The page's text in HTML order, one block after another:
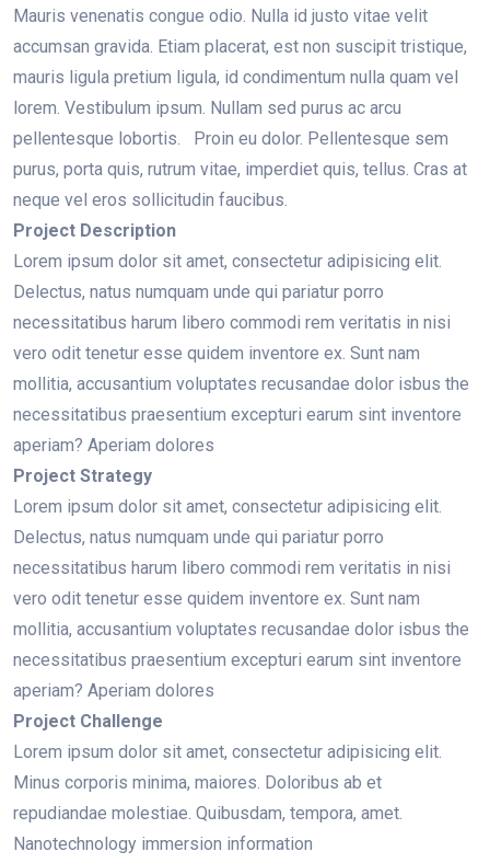
Mauris venenatis congue odio. Nulla id justo vitae velit
accumsan gravida. Etiam placerat, est non suscipit tristique,
mauris ligula pretium ligula, id condimentum nulla quam vel
lorem. Vestibulum ipsum. Nullam sed purus ac arcu
pellentesque lobortis. Proin eu dolor. Pellentesque sem
purus, porta quis, rutrum vitae, imperdiet quis, tellus. Cras at
neque vel eros sollicitudin faucibus.
Project Description
Lorem ipsum dolor sit amet, consectetur adipisicing elit.
Delectus, natus numquam unde qui pariatur porro
necessitatibus harum libero commodi rem veritatis in nisi
vero odit tenetur esse quidem inventore ex. Sunt nam
mollitia, accusantium voluptates recusandae dolor isbus the
necessitatibus praesentium excepturi earum sint inventore
aperiam? Aperiam dolores
Project Strategy
Lorem ipsum dolor sit amet, consectetur adipisicing elit.
Delectus, natus numquam unde qui pariatur porro
necessitatibus harum libero commodi rem veritatis in nisi
vero odit tenetur esse quidem inventore ex. Sunt nam
mollitia, accusantium voluptates recusandae dolor isbus the
necessitatibus praesentium excepturi earum sint inventore
aperiam? Aperiam dolores
Project Challenge
Lorem ipsum dolor sit amet, consectetur adipisicing elit.
Minus corporis minima, maiores. Doloribus ab et
repudiandae molestiae. Quibusdam, tempora, amet.
Nanotechnology immersion information